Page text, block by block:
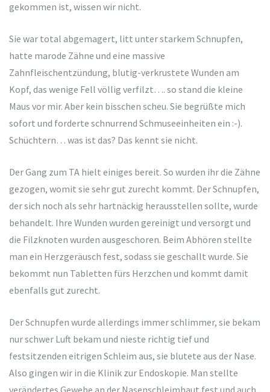
gekommen ist, wissen wir nicht.
Sie war total abgemagert, litt unter starkem Schnupfen,
hatte marode Zähne und eine massive
Zahnfleischentzündung, blutig-verkrustete Wunden am
Kopf, das wenige Fell völlig verfilzt…. so stand die kleine
Maus vor mir. Aber kein bisschen scheu. Sie begrüßte mich
sofort und forderte schnurrend Schmuseeinheiten ein :-).
Schüchtern… was ist das? Das kennt sie nicht.
Der Gang zum TA hielt einiges bereit. So wurden ihr die Zähne
gezogen, womit sie sehr gut zurecht kommt. Der Schnupfen,
der sich noch als sehr hartnäckig herausstellen sollte, wurde
behandelt. Ihre Wunden wurden gereinigt und versorgt und
die Filzknoten wurden ausgeschoren. Beim Abhören stellte
man ein Herzgeräusch fest, sodass sie geschallt wurde. Sie
bekommt nun Tabletten fürs Herzchen und kommt damit
ebenfalls gut zurecht.
Der Schnupfen wurde allerdings immer schlimmer, sie bekam
nur schwer Luft bekam und nieste richtig tief und
festsitzenden eitrigen Schleim aus, sie blutete aus der Nase.
Also gingen wir in die Klinik zur Endoskopie. Man stellte
verändertes Gewebe an der Nasenschleimhaut fest und auch